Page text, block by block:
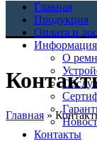
Главная
Продукция
Оплата и
Информация
О
Контакты
Главная »